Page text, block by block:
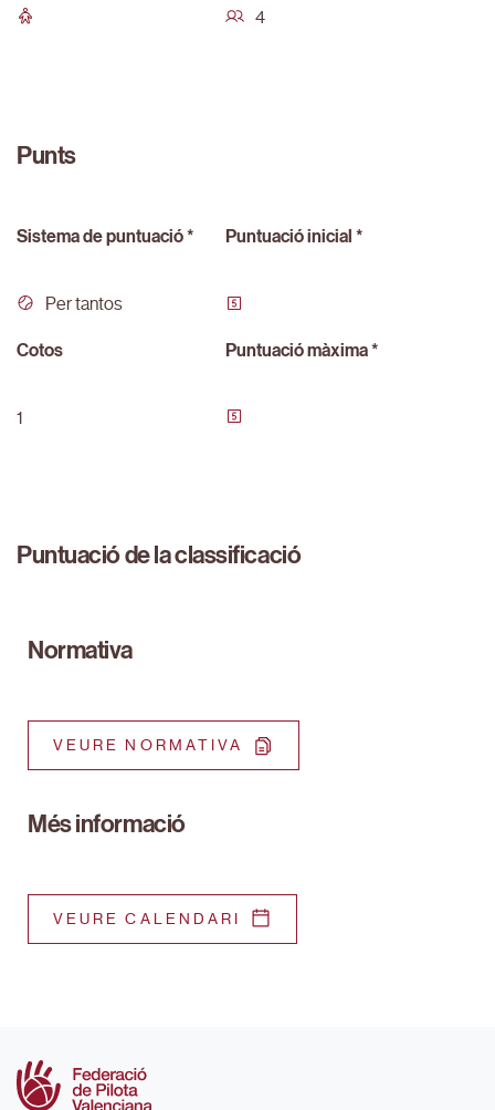
4
Punts
Sistema de puntuació *
Per tantos
Puntuació inicial *
Cotos
1
Puntuació màxima *
Puntuació de la classificació
Normativa
VEURE NORMATIVA
Més informació
VEURE CALENDARI